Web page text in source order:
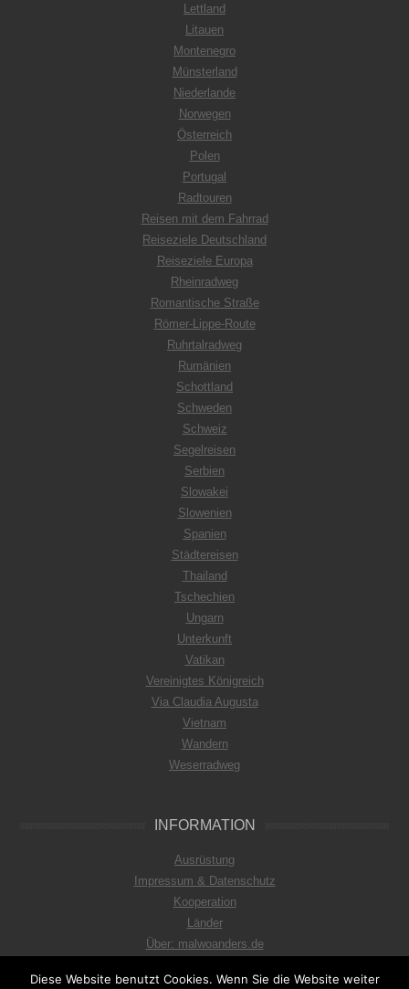
Lettland
Litauen
Montenegro
Münsterland
Niederlande
Norwegen
Österreich
Polen
Portugal
Radtouren
Reisen mit dem Fahrrad
Reiseziele Deutschland
Reiseziele Europa
Rheinradweg
Romantische Straße
Römer-Lippe-Route
Ruhrtalradweg
Rumänien
Schottland
Schweden
Schweiz
Segelreisen
Serbien
Slowakei
Slowenien
Spanien
Städtereisen
Thailand
Tschechien
Ungarn
Unterkunft
Vatikan
Vereinigtes Königreich
Via Claudia Augusta
Vietnam
Wandern
Weserradweg
INFORMATION
Ausrüstung
Impressum & Datenschutz
Kooperation
Länder
Über: malwoanders.de
Diese Website benutzt Cookies. Wenn Sie die Website weiter